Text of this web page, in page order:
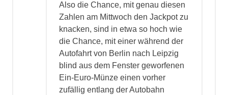
Also die Chance, mit genau diesen
Zahlen am Mittwoch den Jackpot zu
knacken, sind in etwa so hoch wie
die Chance, mit einer während der
Autofahrt von Berlin nach Leipzig
blind aus dem Fenster geworfenen
Ein-Euro-Münze einen vorher
zufällig entlang der Autobahn